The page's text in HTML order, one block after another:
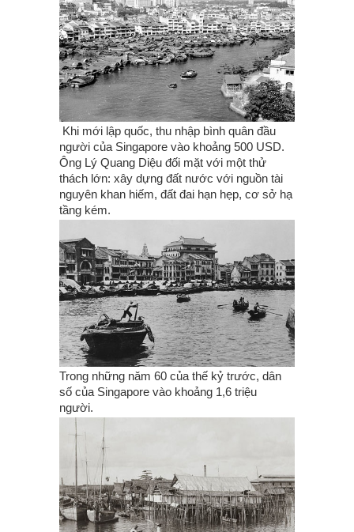
Khi mới lập quốc, thu nhập bình quân đầu
người của Singapore vào khoảng 500 USD.
Ông Lý Quang Diệu đối mặt với một thử
thách lớn: xây dựng đất nước với nguồn tài
nguyên khan hiếm, đất đai hạn hẹp, cơ sở hạ
tầng kém.
Trong những năm 60 của thế kỷ trước, dân
số của Singapore vào khoảng 1,6 triệu
người.